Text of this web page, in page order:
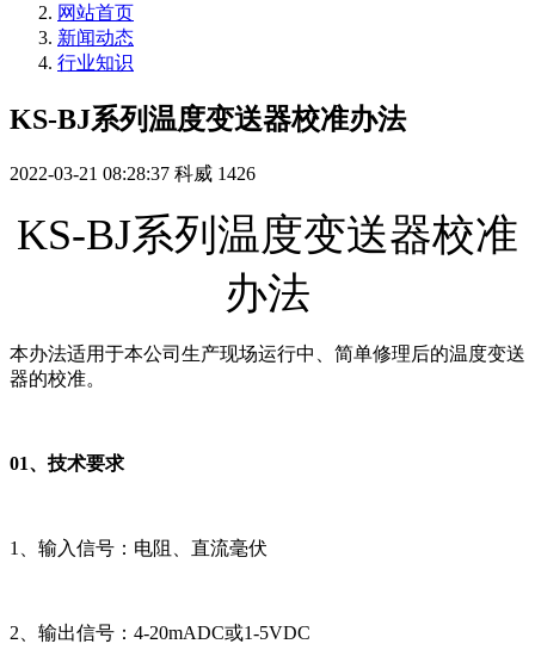
网站首页
新闻动态
行业知识
KS-BJ系列温度变送器校准办法
2022-03-21 08:28:37 科威 1426
KS-BJ系列温度变送器校准
办法
本办法适用于本公司生产现场运行中、简单修理后的温度变送
器的校准。
01、技术要求
1、输入信号：电阻、直流毫伏
2、输出信号：4-20mADC或1-5VDC